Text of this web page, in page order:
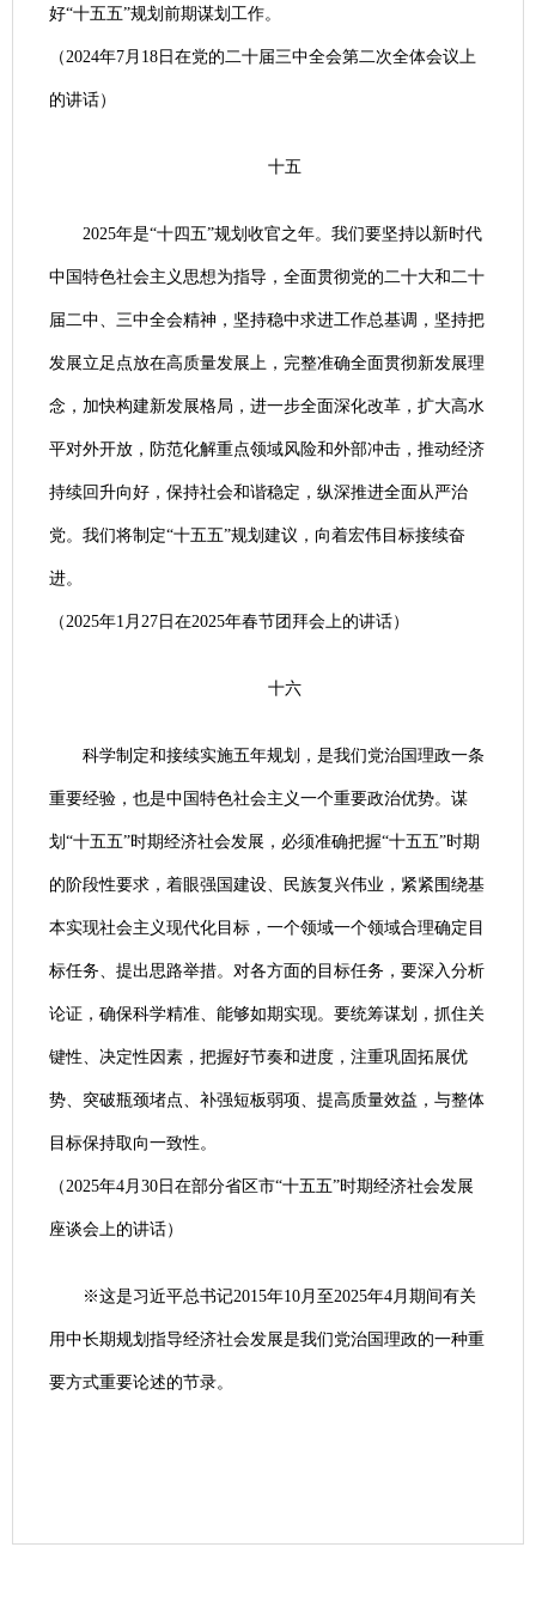
好“十五五”规划前期谋划工作。
（2024年7月18日在党的二十届三中全会第二次全体会议上
的讲话）
十五
2025年是“十四五”规划收官之年。我们要坚持以新时代
中国特色社会主义思想为指导，全面贯彻党的二十大和二十
届二中、三中全会精神，坚持稳中求进工作总基调，坚持把
发展立足点放在高质量发展上，完整准确全面贯彻新发展理
念，加快构建新发展格局，进一步全面深化改革，扩大高水
平对外开放，防范化解重点领域风险和外部冲击，推动经济
持续回升向好，保持社会和谐稳定，纵深推进全面从严治
党。我们将制定“十五五”规划建议，向着宏伟目标接续奋
进。
（2025年1月27日在2025年春节团拜会上的讲话）
十六
科学制定和接续实施五年规划，是我们党治国理政一条
重要经验，也是中国特色社会主义一个重要政治优势。谋
划“十五五”时期经济社会发展，必须准确把握“十五五”时期
的阶段性要求，着眼强国建设、民族复兴伟业，紧紧围绕基
本实现社会主义现代化目标，一个领域一个领域合理确定目
标任务、提出思路举措。对各方面的目标任务，要深入分析
论证，确保科学精准、能够如期实现。要统筹谋划，抓住关
键性、决定性因素，把握好节奏和进度，注重巩固拓展优
势、突破瓶颈堵点、补强短板弱项、提高质量效益，与整体
目标保持取向一致性。
（2025年4月30日在部分省区市“十五五”时期经济社会发展
座谈会上的讲话）
※这是习近平总书记2015年10月至2025年4月期间有关
用中长期规划指导经济社会发展是我们党治国理政的一种重
要方式重要论述的节录。